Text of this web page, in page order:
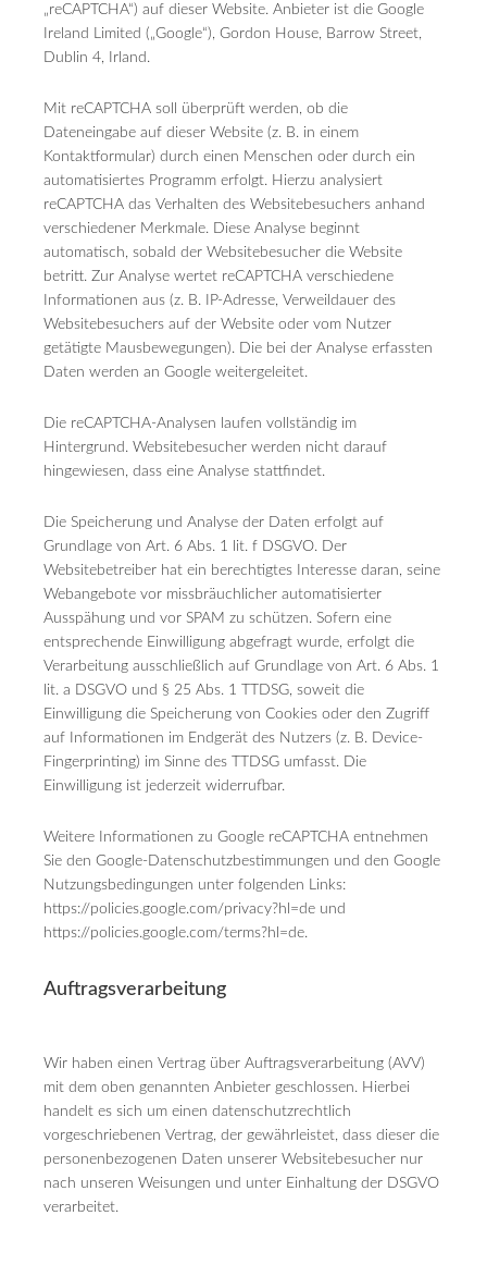
„reCAPTCHA“) auf dieser Website. Anbieter ist die Google
Ireland Limited („Google“), Gordon House, Barrow Street,
Dublin 4, Irland.
Mit reCAPTCHA soll überprüft werden, ob die
Dateneingabe auf dieser Website (z. B. in einem
Kontaktformular) durch einen Menschen oder durch ein
automatisiertes Programm erfolgt. Hierzu analysiert
reCAPTCHA das Verhalten des Websitebesuchers anhand
verschiedener Merkmale. Diese Analyse beginnt
automatisch, sobald der Websitebesucher die Website
betritt. Zur Analyse wertet reCAPTCHA verschiedene
Informationen aus (z. B. IP-Adresse, Verweildauer des
Websitebesuchers auf der Website oder vom Nutzer
getätigte Mausbewegungen). Die bei der Analyse erfassten
Daten werden an Google weitergeleitet.
Die reCAPTCHA-Analysen laufen vollständig im
Hintergrund. Websitebesucher werden nicht darauf
hingewiesen, dass eine Analyse stattfindet.
Die Speicherung und Analyse der Daten erfolgt auf
Grundlage von Art. 6 Abs. 1 lit. f DSGVO. Der
Websitebetreiber hat ein berechtigtes Interesse daran, seine
Webangebote vor missbräuchlicher automatisierter
Ausspähung und vor SPAM zu schützen. Sofern eine
entsprechende Einwilligung abgefragt wurde, erfolgt die
Verarbeitung ausschließlich auf Grundlage von Art. 6 Abs. 1
lit. a DSGVO und § 25 Abs. 1 TTDSG, soweit die
Einwilligung die Speicherung von Cookies oder den Zugriff
auf Informationen im Endgerät des Nutzers (z. B. Device-
Fingerprinting) im Sinne des TTDSG umfasst. Die
Einwilligung ist jederzeit widerrufbar.
Weitere Informationen zu Google reCAPTCHA entnehmen
Sie den Google-Datenschutzbestimmungen und den Google
Nutzungsbedingungen unter folgenden Links:
https://policies.google.com/privacy?hl=de und
https://policies.google.com/terms?hl=de.
Auftragsverarbeitung
Wir haben einen Vertrag über Auftragsverarbeitung (AVV)
mit dem oben genannten Anbieter geschlossen. Hierbei
handelt es sich um einen datenschutzrechtlich
vorgeschriebenen Vertrag, der gewährleistet, dass dieser die
personenbezogenen Daten unserer Websitebesucher nur
nach unseren Weisungen und unter Einhaltung der DSGVO
verarbeitet.